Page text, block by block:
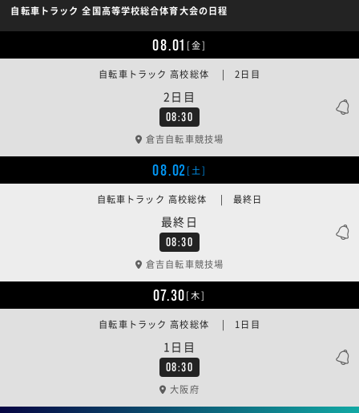
自転車トラック 全国高等学校総合体育大会の日程
08.01 [金]
08:30
2日目
自転車トラック 高校総体 | 2日目
倉吉自転車競技場
08.02[土]
08:30
最終日
自転車トラック 高校総体 | 最終日
倉吉自転車競技場
07.30[木]
08:30
1日目
自転車トラック 高校総体 | 1日目
大阪府